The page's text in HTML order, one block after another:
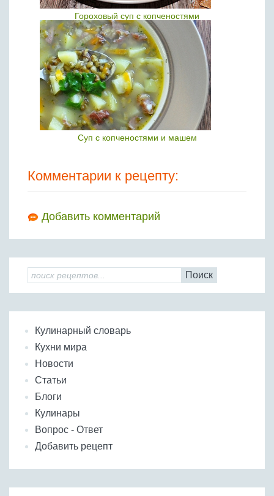
Гороховый суп с копченостями
Суп с копченостями и машем
Комментарии к рецепту:
Добавить комментарий
Поиск
Кулинарный словарь
Кухни мира
Новости
Статьи
Блоги
Кулинары
Вопрос - Ответ
Добавить рецепт